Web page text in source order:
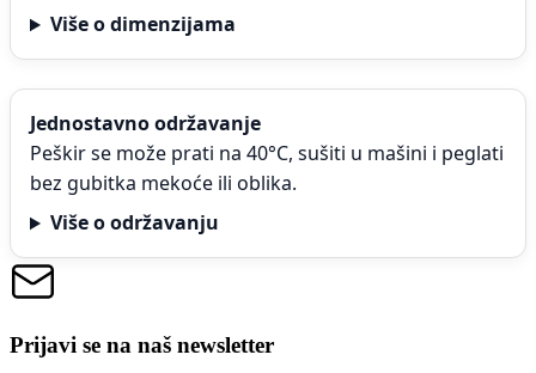
Više o dimenzijama
Jednostavno održavanje
Peškir se može prati na 40°C, sušiti u mašini i peglati
bez gubitka mekoće ili oblika.
Više o održavanju
Prijavi se na naš newsletter